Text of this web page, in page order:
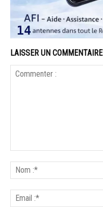
LAISSER UN COMMENTAIRE